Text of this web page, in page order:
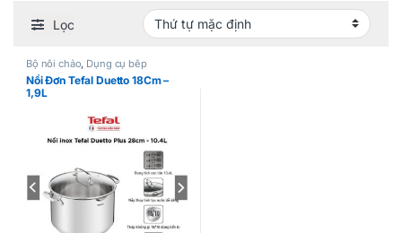
Lọc
Bộ nồi chảo, Dụng cụ bếp
Nồi Đơn Tefal Duetto 18Cm –
1,9L